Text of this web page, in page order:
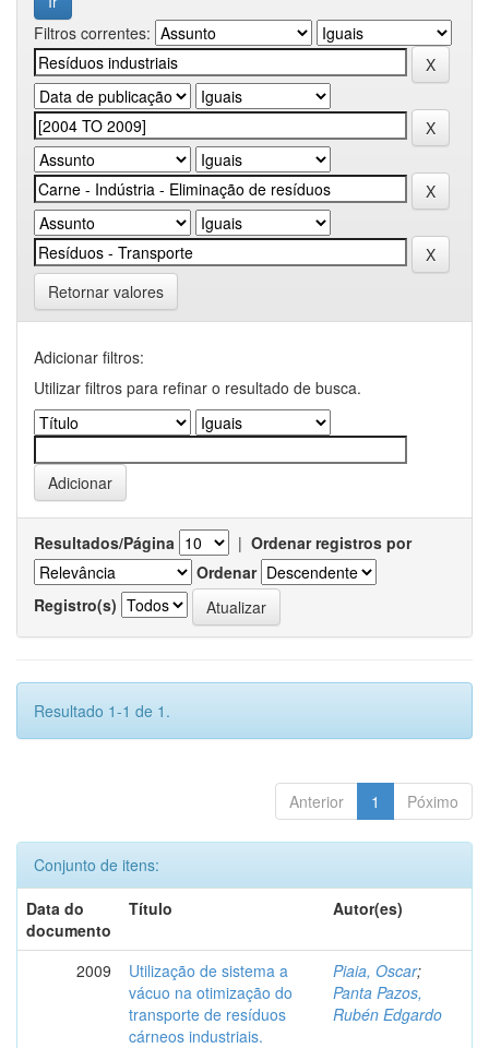
Filtros correntes:
Retornar valores
Adicionar filtros:
Utilizar filtros para refinar o resultado de busca.
Resultados/Página | Ordenar registros por
Ordenar
Registro(s)
Resultado 1-1 de 1.
Anterior 1 Póximo
Conjunto de itens:
Data do
documento
Título Autor(es)
2009
Utilização de sistema a
vácuo na otimização do
transporte de resíduos
cárneos industriais.
Piaia, Oscar;
Panta Pazos,
Rubén Edgardo